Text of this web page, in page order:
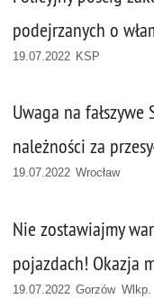
podejrzanych o
19.07.2022 KSP
Uwaga na
należności za
19.07.2022 Wrocław
Nie zostawiajmy
pojazdach! Okazja
19.07.2022 Gorzów Wlkp.